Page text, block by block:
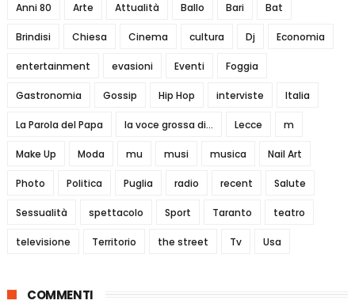
Anni 80 Arte Attualità Ballo Bari Bat
Brindisi Chiesa Cinema cultura Dj Economia
entertainment evasioni Eventi Foggia
Gastronomia Gossip Hip Hop interviste Italia
La Parola del Papa la voce grossa di... Lecce m
Make Up Moda mu musi musica Nail Art
Photo Politica Puglia radio recent Salute
Sessualità spettacolo Sport Taranto teatro
televisione Territorio the street Tv Usa
COMMENTI